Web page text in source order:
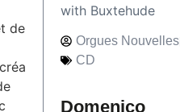
de
with Buxtehude
Orgues Nouvelles
CD
Domenico